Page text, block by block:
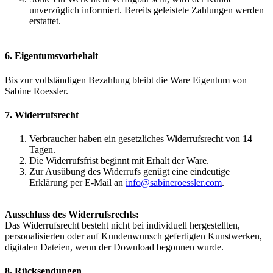
unverzüglich informiert. Bereits geleistete Zahlungen werden
erstattet.
6. Eigentumsvorbehalt
Bis zur vollständigen Bezahlung bleibt die Ware Eigentum von
Sabine Roessler.
7. Widerrufsrecht
Verbraucher haben ein gesetzliches Widerrufsrecht von 14
Tagen.
Die Widerrufsfrist beginnt mit Erhalt der Ware.
Zur Ausübung des Widerrufs genügt eine eindeutige
Erklärung per E-Mail an info@sabineroessler.com.
Ausschluss des Widerrufsrechts:
Das Widerrufsrecht besteht nicht bei individuell hergestellten,
personalisierten oder auf Kundenwunsch gefertigten Kunstwerken,
digitalen Dateien, wenn der Download begonnen wurde.